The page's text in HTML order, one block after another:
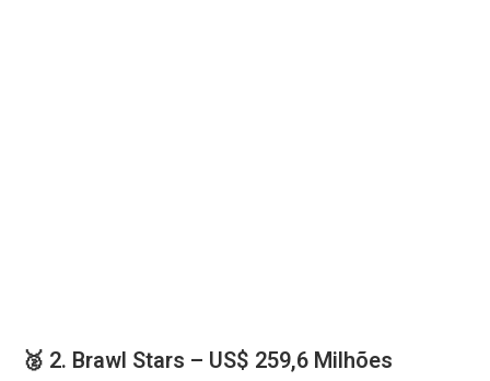
🥈 2. Brawl Stars – US$ 259,6 Milhões